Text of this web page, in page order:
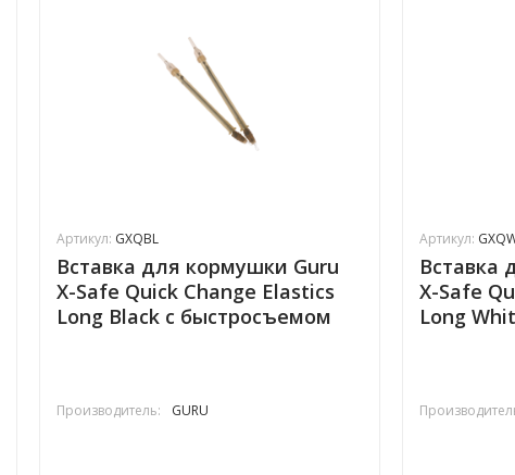
Артикул: GXQBL
Вставка для кормушки Guru
X-Safe Quick Change Elastics
Long Black с быстросъемом
Производитель: GURU
Артикул:
Вставка
X-Safe
Long